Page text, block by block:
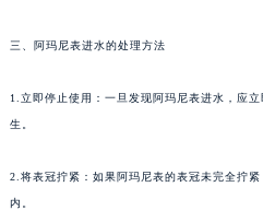
三、阿玛尼表进水的处理方法
1.立即停止使用：一旦发现阿玛尼表进水，应
生。
2.将表冠拧紧：如果阿玛尼表的表冠未完全拧
内。